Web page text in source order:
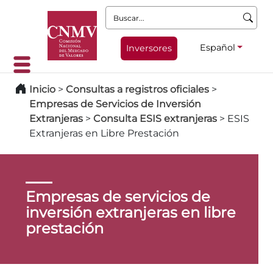
Buscar:
Inversores Español
Inicio > Consultas a registros oficiales >
Empresas de Servicios de Inversión
Extranjeras > Consulta ESIS extranjeras > ESIS
Extranjeras en Libre Prestación
Empresas de servicios de
inversión extranjeras en libre
prestación